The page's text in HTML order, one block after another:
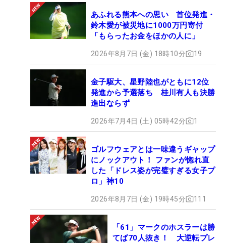
あふれる熊本への思い 首位発進・
鈴木愛が被災地に1000万円寄付
「もらったお金をほかの人に」
2026年8月7日 (金) 18時10分 19
金子駆大、星野陸也がともに12位
発進から予選落ち 桂川有人も決勝
進出ならず
2026年7月4日 (土) 05時42分 1
ゴルフウェアとは一味違うギャップ
にノックアウト！ ファンが惚れ直
した「ドレス姿が完璧すぎる女子プ
ロ」神10
2026年8月7日 (金) 19時45分 111
「61」マークのホスラーは勝
てば70人抜き！ 大逆転プレ